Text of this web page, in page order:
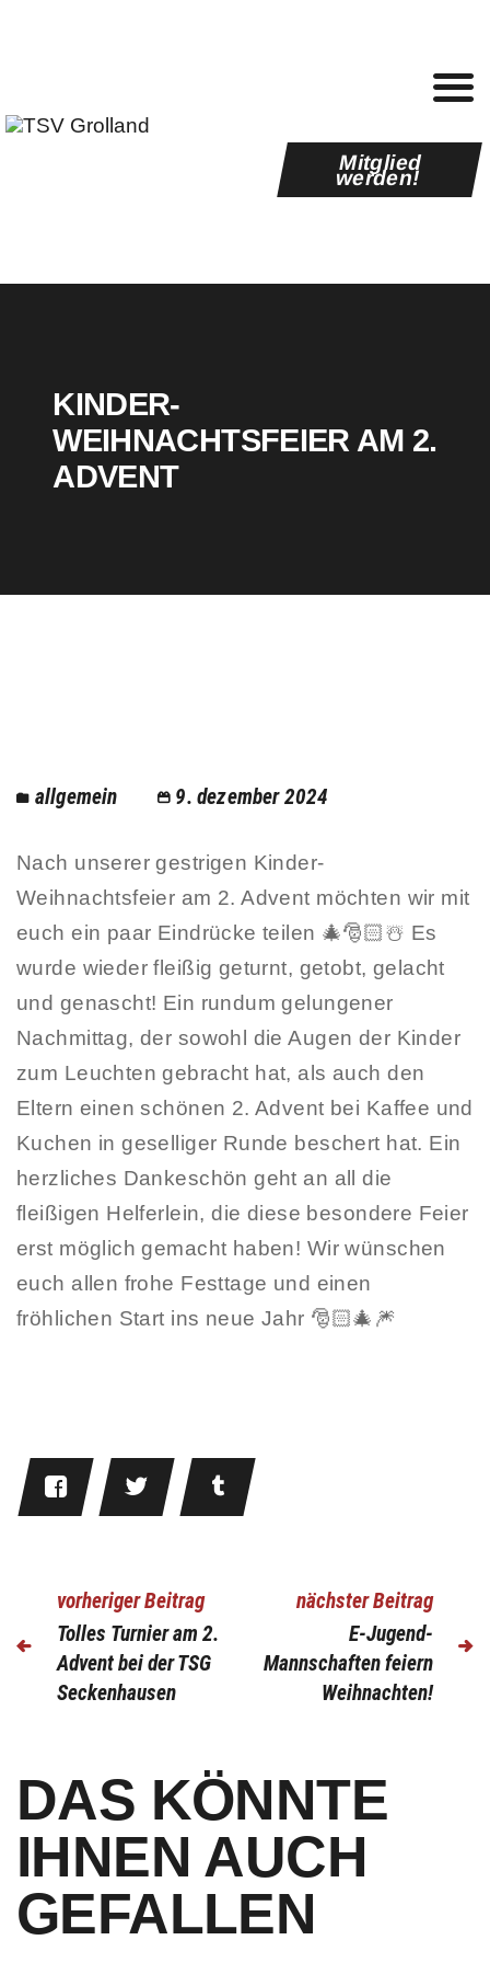
Mitglied
werden!
KINDER-
WEIHNACHTSFEIER AM 2.
ADVENT
allgemein 9. dezember 2024
Nach unserer gestrigen Kinder-
Weihnachtsfeier am 2. Advent möchten wir mit
euch ein paar Eindrücke teilen 🎄🎅🏻☃️ Es
wurde wieder fleißig geturnt, getobt, gelacht
und genascht! Ein rundum gelungener
Nachmittag, der sowohl die Augen der Kinder
zum Leuchten gebracht hat, als auch den
Eltern einen schönen 2. Advent bei Kaffee und
Kuchen in geselliger Runde beschert hat. Ein
herzliches Dankeschön geht an all die
fleißigen Helferlein, die diese besondere Feier
erst möglich gemacht haben! Wir wünschen
euch allen frohe Festtage und einen
fröhlichen Start ins neue Jahr 🎅🏻🎄🎆
vorheriger Beitrag
Tolles Turnier am 2.
Advent bei der TSG
Seckenhausen
nächster Beitrag
E-Jugend-
Mannschaften feiern
Weihnachten!
DAS KÖNNTE
IHNEN AUCH
GEFALLEN